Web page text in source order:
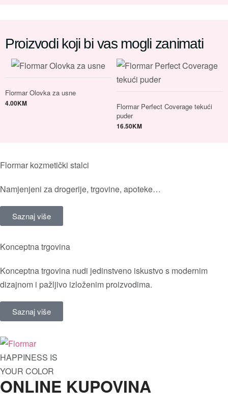
Proizvodi koji bi vas mogli zanimati
Flormar Olovka za usne
4.00KM
Flormar Perfect Coverage tekući
puder
16.50KM
Flormar kozmetički stalci
Namjenjeni za drogerije, trgovine, apoteke…
Saznaj više
Konceptna trgovina
Konceptna trgovina nudi jedinstveno iskustvo s modernim
dizajnom i pažljivo izloženim proizvodima.
Saznaj više
HAPPINESS IS
YOUR COLOR
ONLINE KUPOVINA